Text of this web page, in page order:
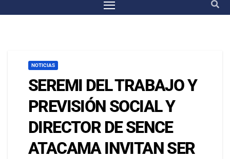
NOTICIAS
SEREMI DEL TRABAJO Y
PREVISIÓN SOCIAL Y
DIRECTOR DE SENCE
ATACAMA INVITAN SER